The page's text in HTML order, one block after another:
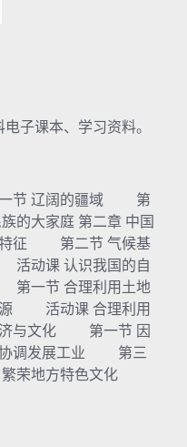
子课本、学习资料。
节 辽阔的疆域 第
大家庭 第二章 中国
征 第二节 气候基
动课 认识我国的自
一节 合理利用土地
活动课 合理利用
济与文化 第一节 因
调发展工业 第三
荣地方特色文化